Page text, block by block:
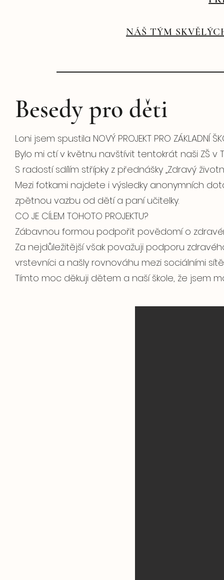
NÁŠ TÝM
Besedy pro děti
Loni jsem spustila NOVÝ PROJEKT PRO ZÁKLADNÍ
Bylo mi ctí v květnu navštívit tentokrát naši ZŠ v
S radostí sdílím střípky z přednášky „Zdravý
Mezi fotkami najdete i výsledky anonymních
zpětnou vazbu od dětí a paní učitelky.
CO JE CÍLEM TOHOTO PROJEKTU?
Zábavnou formou podpořit povědomí o
Za nejdůležitější však považuji podporu
vrstevníci a našly rovnováhu mezi sociálními
Tímto moc děkuji dětem a naší škole, že jsem